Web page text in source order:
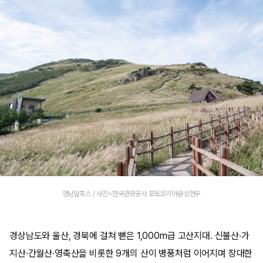
영남알프스 / 사진=한국관광공사 포토코리아@심현우
경상남도와 울산, 경북에 걸쳐 뻗은 1,000m급 고산지대. 신불산·가
지산·간월산·영축산을 비롯한 9개의 산이 병풍처럼 이어지며 장대한